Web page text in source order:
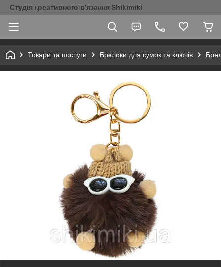
Студія креативного в'язання Shikimiki
Товари та послуги Брелоки для сумок та ключів